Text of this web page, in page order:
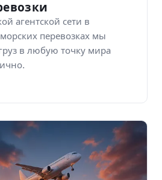
агентской сети в
перевозках мы
в любую точку мира